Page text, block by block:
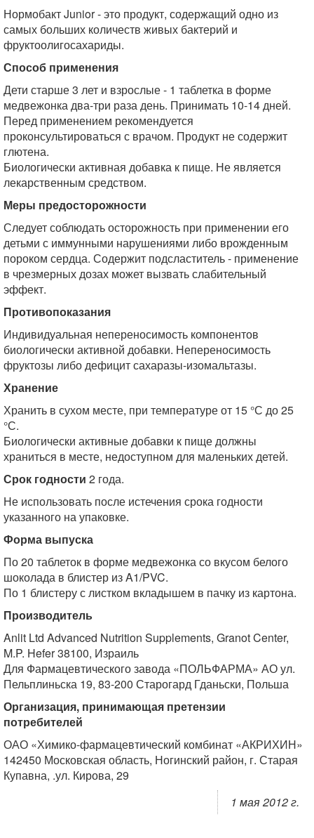
Нормобакт Junior - это продукт, содержащий одно из
самых больших количеств живых бактерий и
фруктоолигосахариды.
Способ применения
Дети старше 3 лет и взрослые - 1 таблетка в форме
медвежонка два-три раза день. Принимать 10-14 дней.
Перед применением рекомендуется
проконсультироваться с врачом. Продукт не содержит
глютена.
Биологически активная добавка к пище. Не является
лекарственным средством.
Меры предосторожности
Следует соблюдать осторожность при применении его
детьми с иммунными нарушениями либо врожденным
пороком сердца. Содержит подсластитель - применение
в чрезмерных дозах может вызвать слабительный
эффект.
Противопоказания
Индивидуальная непереносимость компонентов
биологически активной добавки. Непереносимость
фруктозы либо дефицит сахаразы-изомальтазы.
Хранение
Хранить в сухом месте, при температуре от 15 °С до 25
°С.
Биологически активные добавки к пище должны
храниться в месте, недоступном для маленьких детей.
Срок годности 2 года.
Не использовать после истечения срока годности
указанного на упаковке.
Форма выпуска
По 20 таблеток в форме медвежонка со вкусом белого
шоколада в блистер из A1/PVC.
По 1 блистеру с листком вкладышем в пачку из картона.
Производитель
Anlit Ltd Advanced Nutrition Supplements, Granot Center,
M.P. Hefer 38100, Израиль
Для Фармацевтического завода «ПОЛЬФАРМА» АО ул.
Пельплиньска 19, 83-200 Старогард Гданьски, Польша
Организация, принимающая претензии
потребителей
ОАО «Химико-фармацевтический комбинат «АКРИХИН»
142450 Московская область, Ногинский район, г. Старая
Купавна, .ул. Кирова, 29
1 мая 2012 г.